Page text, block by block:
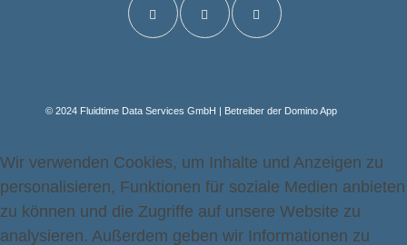
© 2024 Fluidtime Data Services GmbH | Betreiber der Domino App
Wir verwenden Cookies, um Inhalte und Anzeigen zu
personalisieren, Funktionen für soziale Medien anbieten
zu können und die Zugriffe auf unsere Website zu
analysieren. Außerdem geben wir Informationen zu